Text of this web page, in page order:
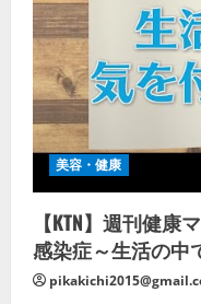
美容・健康
【KTN】週刊健
感染症～生活の中